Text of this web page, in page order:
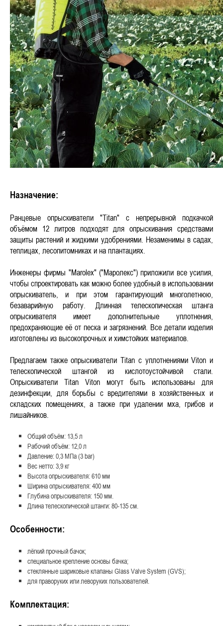
Назначение:
Ранцевые опрыскиватели "Titan" с непрерывной подкачкой
объёмом 12 литров подходят для опрыскивания средствами
защиты растений и жидкими удобрениями. Незаменимы в садах,
теплицах, лесопитомниках и на плантациях.
Инженеры фирмы "Marolex" ("Маролекс") приложили все усилия,
чтобы спроектировать как можно более удобный в использовании
опрыскиватель, и при этом гарантирующий многолетнюю,
безаварийную работу. Длинная телескопическая штанга
опрыскивателя имеет дополнительные уплотнения,
предохраняющие её от песка и загрязнений. Все детали изделия
изготовлены из высокопрочных и химстойких материалов.
Предлагаем также опрыскиватели Titan с уплотнениями Viton и
телескопической штангой из кислотоустойчивой стали.
Опрыскиватели Titan Viton могут быть использованы для
дезинфекции, для борьбы с вредителями в хозяйственных и
складских помещениях, а также при удалении мха, грибов и
лишайников.
Общий объём: 13,5 л
Рабочий объём: 12,0 л
Давление: 0,3 МПа (3 bar)
Вес нетто: 3,9 кг
Высота опрыскивателя: 610 мм
Ширина опрыскивателя: 400 мм
Глубина опрыскивателя: 150 мм.
Длина телескопической штанги: 80-135 см.
Особенности:
лёгкий прочный бачок;
специальное крепление основы бачка;
стеклянные шариковые клапаны Glass Valve System (GVS);
для праворуких или леворуких пользователей.
Комплектация: